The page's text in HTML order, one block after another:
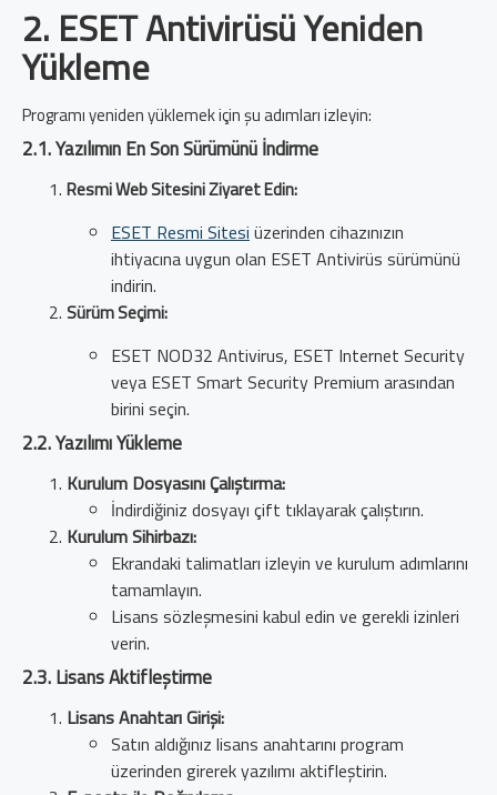
2. ESET Antivirüsü Yeniden
Yükleme
Programı yeniden yüklemek için şu adımları izleyin:
2.1. Yazılımın En Son Sürümünü İndirme
Resmi Web Sitesini Ziyaret Edin:
ESET Resmi Sitesi üzerinden cihazınızın
ihtiyacına uygun olan ESET Antivirüs sürümünü
indirin.
Sürüm Seçimi:
ESET NOD32 Antivirus, ESET Internet Security
veya ESET Smart Security Premium arasından
birini seçin.
2.2. Yazılımı Yükleme
Kurulum Dosyasını Çalıştırma:
İndirdiğiniz dosyayı çift tıklayarak çalıştırın.
Kurulum Sihirbazı:
Ekrandaki talimatları izleyin ve kurulum adımlarını
tamamlayın.
Lisans sözleşmesini kabul edin ve gerekli izinleri
verin.
2.3. Lisans Aktifleştirme
Lisans Anahtarı Girişi:
Satın aldığınız lisans anahtarını program
üzerinden girerek yazılımı aktifleştirin.